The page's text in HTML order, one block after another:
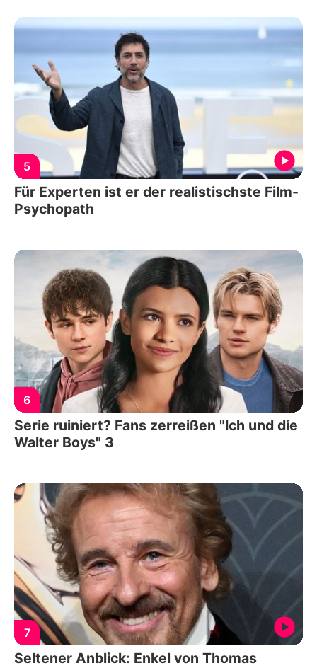
5
Für Experten ist er der realistischste Film-
Psychopath
6
Serie ruiniert? Fans zerreißen "Ich und die
Walter Boys" 3
7
Seltener Anblick: Enkel von Thomas